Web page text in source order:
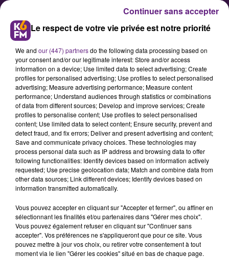
Un partenariat entre EDF et la
ligue contre le cancer
Dominique Bucquet, la présidente
du comité de Côte-d’Or de la ligue
contre le cancer, et Carmen Munoz-
Dormoy, directrice à l’action
Franche-Comté, ont matérialisé le 9
janvier dernier un partenariat par
la signature d’une convention.
Le respect de votre vie privée est notre priorité
We and our (447) partnersdo the following data processing based on
your consent and/or our legitimate interest: Store and/or access
information on a device; Use limited data to select advertising; Create
profiles for personalised advertising; Use profiles to select personalised
advertising; Measure advertising performance; Measure content
performance; Understand audiences through statistics or combinations
of data from different sources; Develop and improve services; Create
profiles to personalise content; Use profiles to select personalised
content; Use limited data to select content; Ensure security, prevent and
detect fraud, and fix errors; Deliver and present advertising and content;
Save and communicate privacy choices. These technologies may
process personal data such as IP address and browsing data to offer
following functionalities: Identify devices based on information actively
requested; Use precise geolocation data; Match and combine data from
other data sources; Link different devices; Identify devices based on
information transmitted automatically.
Vous pouvez accepter en cliquant sur "Accepter et fermer", ou affiner en
sélectionnant les finalités et/ou partenaires dans "Gérer mes choix".
Vous pouvez également refuser en cliquant sur "Continuer sans
accepter". Vos préférences ne s'appliqueront que pour ce site. Vous
pouvez mettre à jour vos choix, ou retirer votre consentement à tout
moment via le lien "Gérer les cookies" situé en bas de chaque page.
Continuer sans accepter